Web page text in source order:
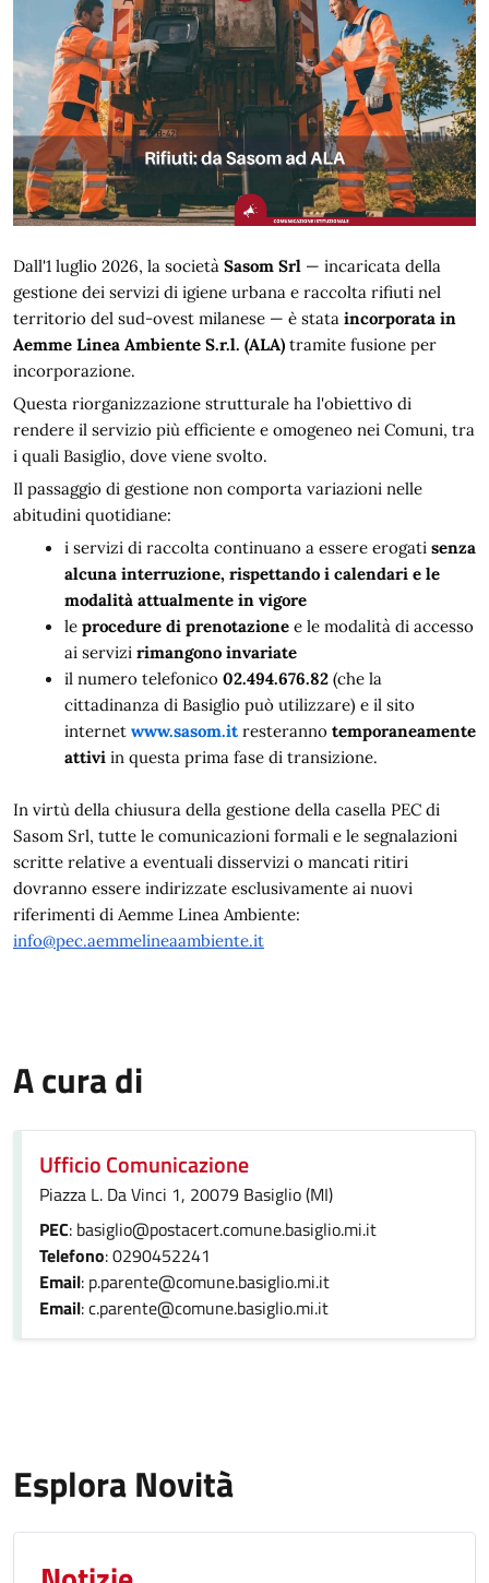
Dall'1 luglio 2026, la società Sasom Srl — incaricata della
gestione dei servizi di igiene urbana e raccolta rifiuti nel
territorio del sud-ovest milanese — è stata incorporata in
Aemme Linea Ambiente S.r.l. (ALA) tramite fusione per
incorporazione.
Questa riorganizzazione strutturale ha l'obiettivo di
rendere il servizio più efficiente e omogeneo nei Comuni, tra
i quali Basiglio, dove viene svolto.
Il passaggio di gestione non comporta variazioni nelle
abitudini quotidiane:
i servizi di raccolta continuano a essere erogati senza
alcuna interruzione, rispettando i calendari e le
modalità attualmente in vigore
le procedure di prenotazione e le modalità di accesso
ai servizi rimangono invariate
il numero telefonico 02.494.676.82 (che la
cittadinanza di Basiglio può utilizzare) e il sito
internet www.sasom.it resteranno temporaneamente
attivi in questa prima fase di transizione.
In virtù della chiusura della gestione della casella PEC di
Sasom Srl, tutte le comunicazioni formali e le segnalazioni
scritte relative a eventuali disservizi o mancati ritiri
dovranno essere indirizzate esclusivamente ai nuovi
info@pec.aemmelineaambiente.it
A cura di
Ufficio Comunicazione
Piazza L. Da Vinci 1, 20079 Basiglio (MI)
PEC: basiglio@postacert.comune.basiglio.mi.it
Telefono: 0290452241
Email: p.parente@comune.basiglio.mi.it
Email: c.parente@comune.basiglio.mi.it
Esplora Novità